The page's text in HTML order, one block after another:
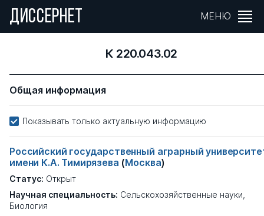
ДИССЕРНЕТ МЕНЮ
К 220.043.02
Общая информация
Показывать только актуальную информацию
Российский государственный аграрный
имени К.А. Тимирязева (Москва)
Статус: Открыт
Научная специальность: Сельскохозяйственные науки,
Биология